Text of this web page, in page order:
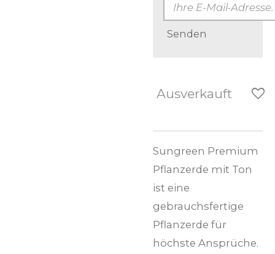
Senden
Ausverkauft
Sungreen Premium
Pflanzerde mit Ton
ist eine
gebrauchsfertige
Pflanzerde für
höchste Ansprüche.